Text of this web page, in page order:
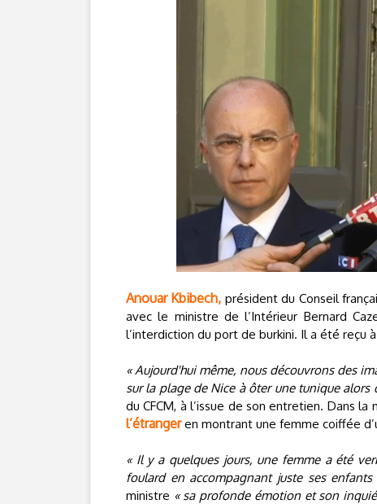
Anouar Kbibech, président du Conseil
avec le ministre de l’Intérieur Bernard
l’interdiction du port de burkini. Il a été reçu
« Aujourd'hui même, nous découvrons des
sur la plage de Nice à ôter une tunique
du CFCM, à l’issue de son entretien. Dans
l’étrangeren montrant une femme coiffée
« Il y a quelques jours, une femme a été
foulard en accompagnant juste ses enfants
ministre « sa profonde émotion et son